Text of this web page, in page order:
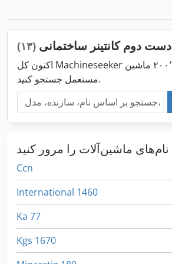
دست دوم کانتینر ساختمانی (۱۳)
اکنون کل Machineseeker را با بیش از ۲۰۰٬۰۰۰ ماشین
مستعمل جستجو کنید.
Ccn
International 1460
Ka 77
Kgs 1670